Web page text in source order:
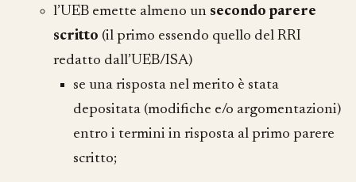
l’UEB emette almeno un secondo parere
scritto (il primo essendo quello del RRI
redatto dall’UEB/ISA)
se una risposta nel merito è stata
depositata (modifiche e/o argomentazioni)
entro i termini in risposta al primo parere
scritto;